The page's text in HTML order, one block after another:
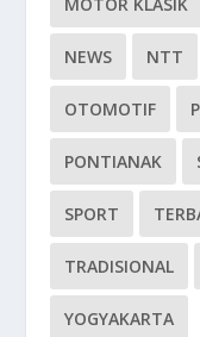
NEWS NTT
OTOMOTIF
PONTIANAK
SPORT
TRADISIONAL
YOGYAKARTA